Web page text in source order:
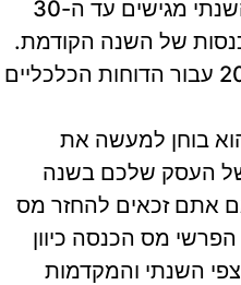
יותר, דו'ח שנתי. את הדוח השנתי מגישים עד ה-30
של השנה הקודמת.
כלומר עד ה30 באפריל 2022 עבור הדוחות הכלכליים
בוחן למעשה את
העסק שלכם בשנה
אתם זכאים להחזר מס
מס הכנסה כיוון
השנתי והמקדמות